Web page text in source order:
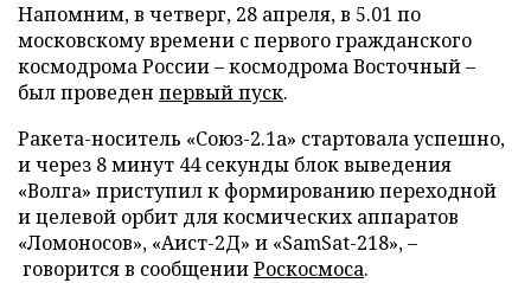
Напомним, в четверг, 28 апреля, в 5.01 по
московскому времени с первого гражданского
космодрома России – космодрома Восточный –
был проведен первый пуск.
Ракета-носитель «Союз-2.1а» стартовала успешно,
и через 8 минут 44 секунды блок выведения
«Волга» приступил к формированию переходной
и целевой орбит для космических аппаратов
«Ломоносов», «Аист-2Д» и «SamSat-218», –
говорится в сообщенииРоскосмоса.